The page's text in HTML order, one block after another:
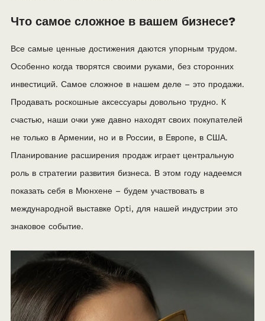
Что самое сложное в вашем бизнесе?
Все самые ценные достижения даются упорным трудом.
Особенно когда творятся своими руками, без сторонних
инвестиций. Самое сложное в нашем деле – это продажи.
Продавать роскошные аксессуары довольно трудно. К
счастью, наши очки уже давно находят своих покупателей
не только в Армении, но и в России, в Европе, в США.
Планирование расширения продаж играет центральную
роль в стратегии развития бизнеса. В этом году надеемся
показать себя в Мюнхене – будем участвовать в
международной выставке Opti, для нашей индустрии это
знаковое событие.